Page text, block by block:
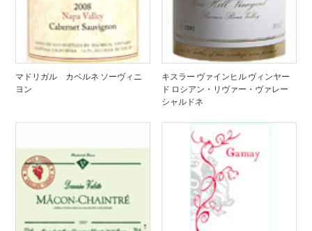
マドリガル カベルネ ソーヴィニ
ヨン
キスラー ヴァインヒル ヴィンヤー
ド ロシアン・リヴァー・ヴァレー
シャルドネ